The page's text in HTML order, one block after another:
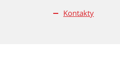
Kontakty